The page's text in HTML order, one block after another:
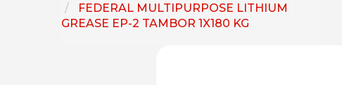
FEDERAL MULTIPURPOSE LITHIUM
GREASE EP-2 TAMBOR 1X180 KG